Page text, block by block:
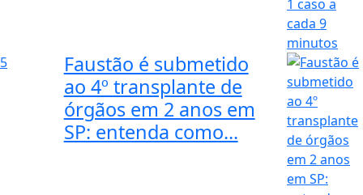
5
Faustão é submetido
ao 4º transplante de
órgãos em 2 anos em
SP: entenda como...